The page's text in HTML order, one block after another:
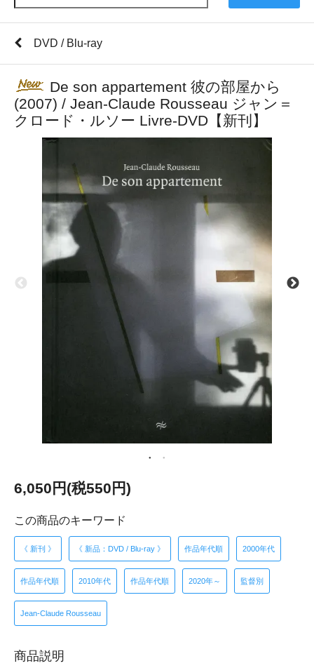
DVD / Blu-ray
De son appartement 彼の部屋から
(2007) / Jean-Claude Rousseau ジャン＝
クロード・ルソー Livre-DVD【新刊】
6,050円(税550円)
この商品のキーワード
《 新刊 》 《 新品：DVD / Blu-ray 》 作品年代順 2000年代
作品年代順 2010年代 作品年代順 2020年～ 監督別
Jean-Claude Rousseau
商品説明